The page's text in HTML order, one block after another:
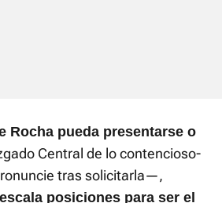
Rocha pueda presentarse o
Central de lo contencioso-
tras solicitarla—,
posiciones para ser el